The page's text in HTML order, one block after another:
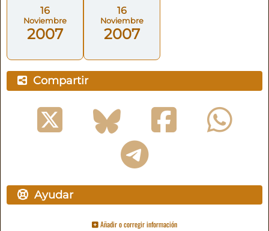
16
Noviembre
2007
16
Noviembre
2007
Compartir
Ayudar
Añadir o corregir información